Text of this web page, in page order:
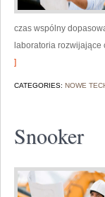
czas wspólny
laboratoria rozwijające
]
CATEGORIES: NOWE
Snooker